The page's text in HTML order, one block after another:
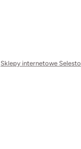
Sklepy internetowe Selesto